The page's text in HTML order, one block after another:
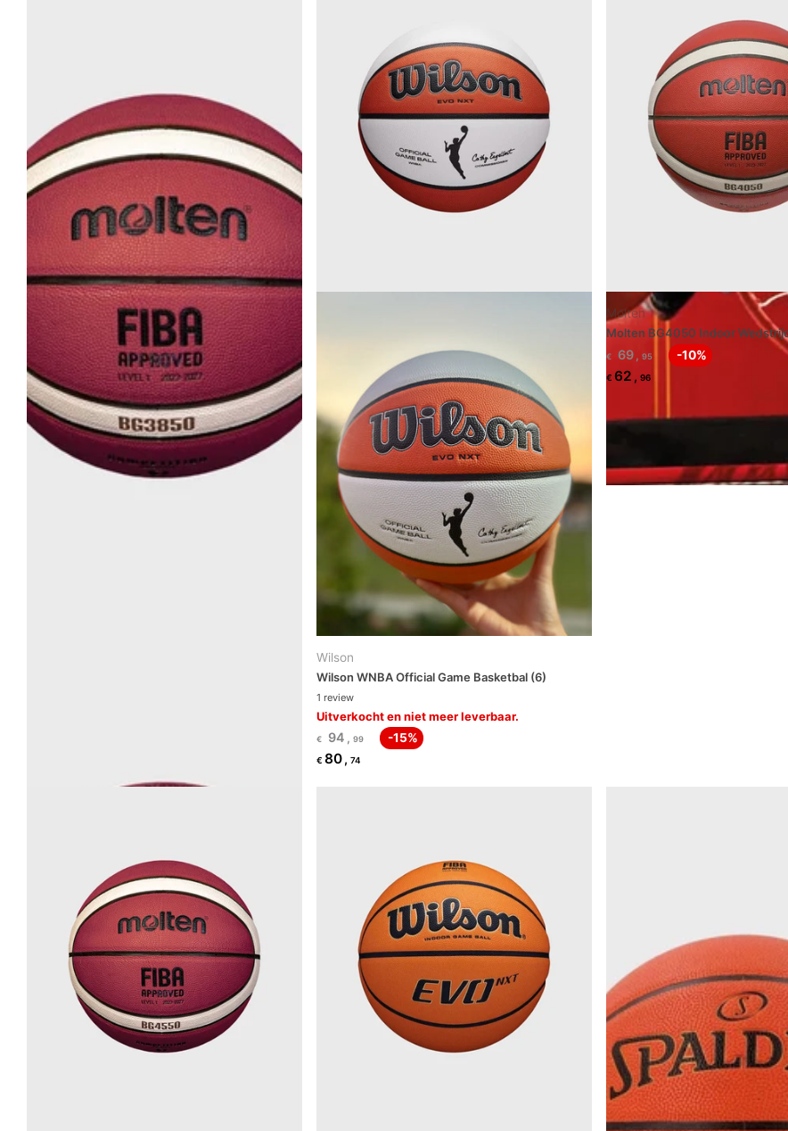
Wilson
Wilson WNBA Official Game Basketbal (6)
1 review
Uitverkocht en niet meer leverbaar.
€ 94 , 99 -15%
€ 80, 74
Molten
Molten BG4050 Indoor
€ 69 95 -10%
€ 62 , 96